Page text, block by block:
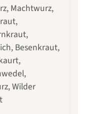
Machtwurz,
Besenkraut,
Wilder